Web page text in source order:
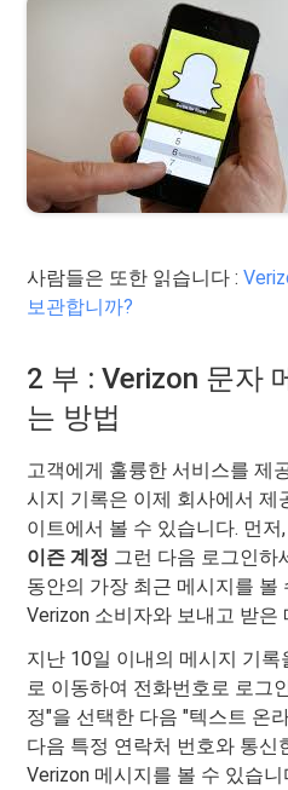
사람들은 또한 읽습니다 :
보관합니까?
2 부 : Verizon 문자
는 방법
고객에게 훌륭한 서비스를 제
시지 기록은 이제 회사에서 제
이트에서 볼 수 있습니다. 먼
이즌 계정 그런 다음 로그인하
동안의 가장 최근 메시지를 볼
Verizon 소비자와 보내고 받은
지난 10일 이내의 메시지 기
로 이동하여 전화번호로 로그
정"을 선택한 다음 "텍스트 온
다음 특정 연락처 번호와 통신
Verizon 메시지를 볼 수 있습니